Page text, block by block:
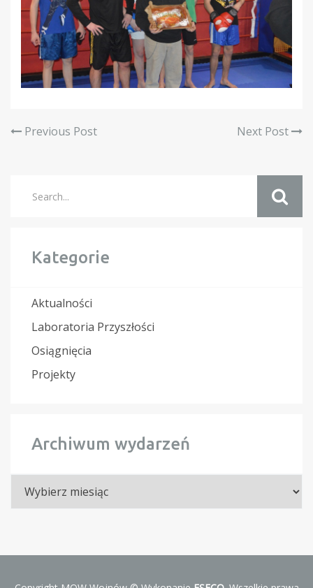
Previous Post Next Post
Kategorie
Aktualności
Laboratoria Przyszłości
Osiągnięcia
Projekty
Archiwum wydarzeń
wydarzeń